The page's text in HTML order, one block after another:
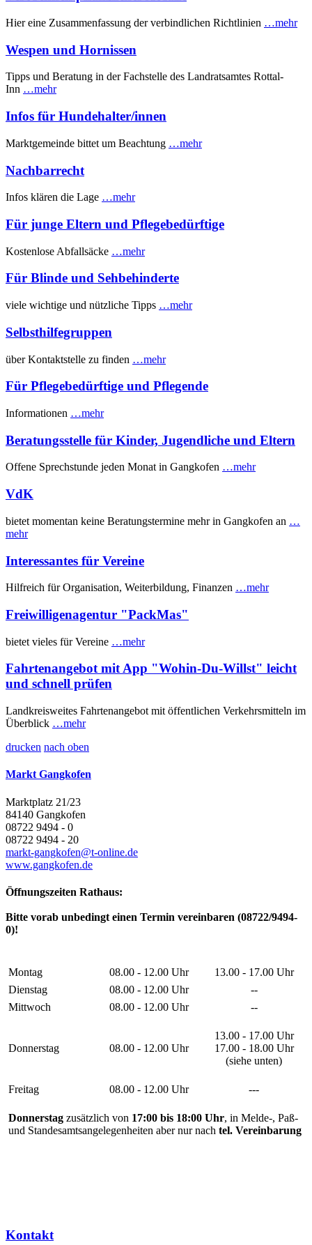
Hier eine Zusammenfassung der verbindlichen Richtlinien …mehr
Wespen und Hornissen
Tipps und Beratung in der Fachstelle des Landratsamtes Rottal-
Inn …mehr
Infos für Hundehalter/innen
Marktgemeinde bittet um Beachtung …mehr
Nachbarrecht
Infos klären die Lage …mehr
Für junge Eltern und Pflegebedürftige
Kostenlose Abfallsäcke …mehr
Für Blinde und Sehbehinderte
viele wichtige und nützliche Tipps …mehr
Selbsthilfegruppen
über Kontaktstelle zu finden …mehr
Für Pflegebedürftige und Pflegende
Informationen …mehr
Beratungsstelle für Kinder, Jugendliche und Eltern
Offene Sprechstunde jeden Monat in Gangkofen …mehr
VdK
bietet momentan keine Beratungstermine mehr in Gangkofen an …
mehr
Interessantes für Vereine
Hilfreich für Organisation, Weiterbildung, Finanzen …mehr
Freiwilligenagentur "PackMas"
bietet vieles für Vereine …mehr
Fahrtenangebot mit App "Wohin-Du-Willst" leicht
und schnell prüfen
Landkreisweites Fahrtenangebot mit öffentlichen Verkehrsmitteln im
Überblick …mehr
drucken nach oben
Markt Gangkofen
Marktplatz 21/23
84140 Gangkofen
08722 9494 - 0
08722 9494 - 20
markt-gangkofen@t-online.de
www.gangkofen.de
Öffnungszeiten Rathaus:
Bitte vorab unbedingt einen Termin vereinbaren (08722/9494-
0)!
Montag 08.00 - 12.00 Uhr
13.00 - 17.00 Uhr
Dienstag
08.00 - 12.00 Uhr
--
Mittwoch
08.00 - 12.00 Uhr --
Donnerstag 08.00 - 12.00 Uhr
13.00 - 17.00 Uhr
17.00 - 18.00 Uhr
(siehe unten)
Freitag 08.00 - 12.00 Uhr ---
Donnerstag zusätzlich von 17:00 bis 18:00 Uhr, in Melde-, Paß-
und Standesamtsangelegenheiten aber nur nach tel. Vereinbarung
Kontakt